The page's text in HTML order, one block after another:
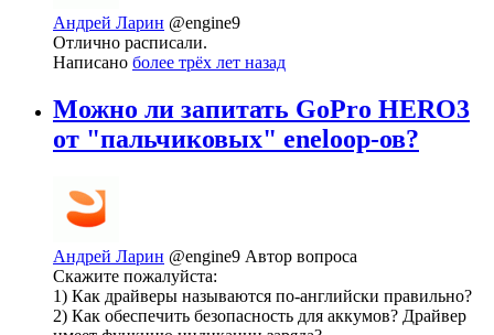
Андрей Ларин @engine9
Отлично расписали.
Написано более трёх лет назад
Можно ли запитать GoPro HERO3
от "пальчиковых" eneloop-ов?
Андрей Ларин @engine9 Автор вопроса
Скажите пожалуйста:
1) Как драйверы называются по-английски правильно?
2) Как обеспечить безопасность для аккумов? Драйвер